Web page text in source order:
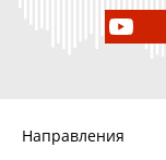
Направления